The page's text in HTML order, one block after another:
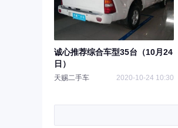
诚心推荐综合车型35台（10月24
日）
天赐二手车 2020-10-24 10:30